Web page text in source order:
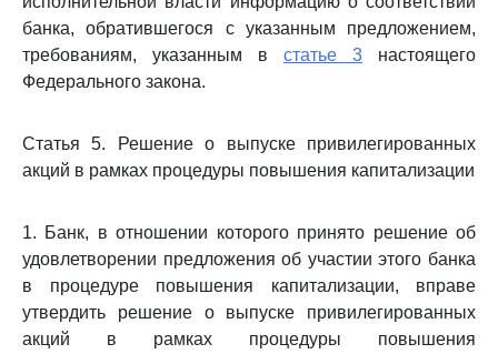
банка, обратившегося с указанным предложением,
требованиям, указанным в статье 3 настоящего
Федерального закона.
Статья 5. Решение о выпуске привилегированных
акций в рамках процедуры повышения капитализации
1. Банк, в отношении которого принято решение об
удовлетворении предложения об участии этого банка
в процедуре повышения капитализации, вправе
утвердить решение о выпуске привилегированных
акций в рамках процедуры повышения